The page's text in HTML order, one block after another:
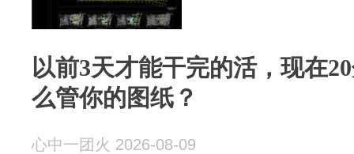
以前3天才能干完的活，现在
么管你的图纸？
心中一团火 2026-08-09